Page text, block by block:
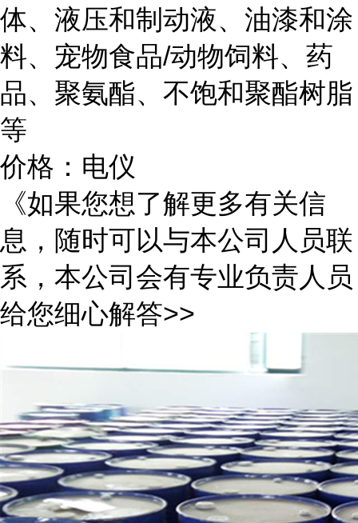
体、液压和制动液、油漆和涂
料、宠物食品/动物饲料、药
品、聚氨酯、不饱和聚酯树脂
等
价格：电仪
《如果您想了解更多有关信
息，随时可以与本公司人员联
系，本公司会有专业负责人员
给您细心解答>>